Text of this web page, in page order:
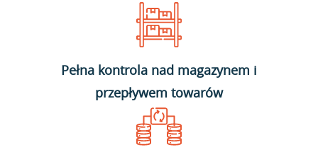
Pełna kontrola nad magazynem i
przepływem towarów